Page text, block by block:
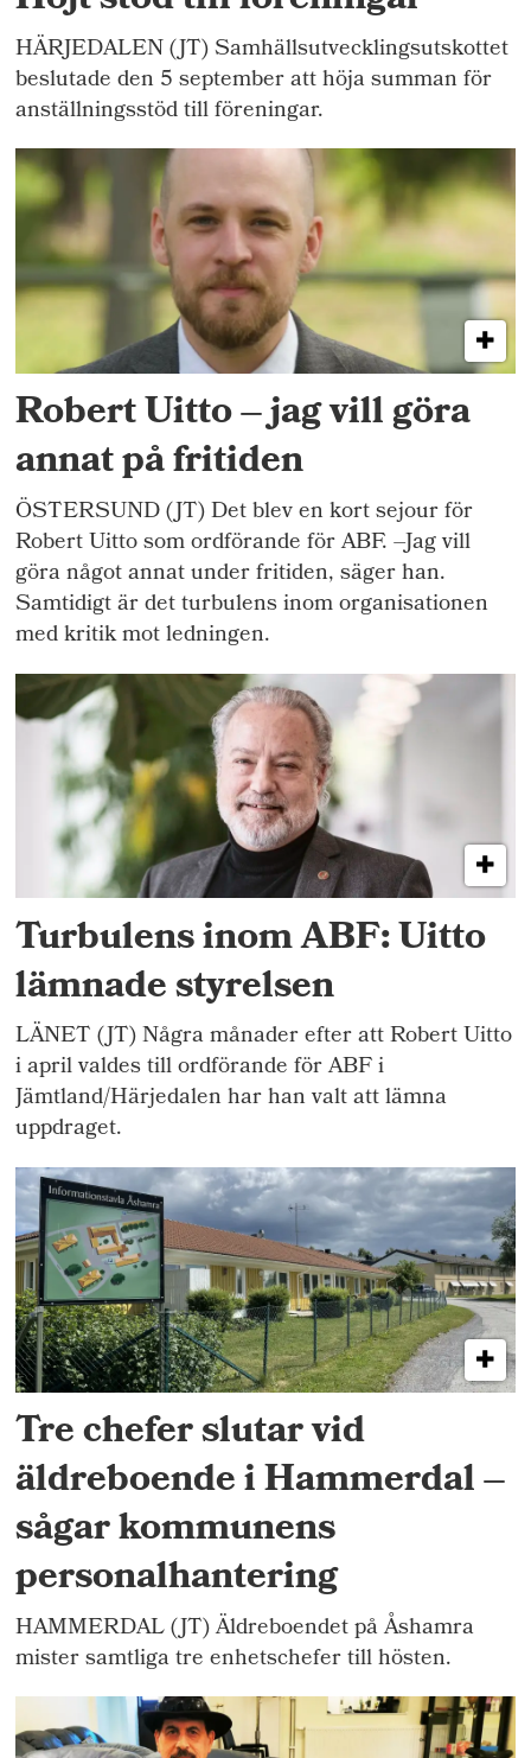
HÄRJEDALEN (JT) Samhällsutvecklingsutskottet
beslutade den 5 september att höja summan för
anställningsstöd till föreningar.
Robert Uitto – jag vill göra
annat på fritiden
ÖSTERSUND (JT) Det blev en kort sejour för
Robert Uitto som ordförande för ABF. –Jag vill
göra något annat under fritiden, säger han.
Samtidigt är det turbulens inom organisationen
med kritik mot ledningen.
Turbulens inom ABF: Uitto
lämnade styrelsen
LÄNET (JT) Några månader efter att Robert Uitto
i april valdes till ordförande för ABF i
Jämtland/Härjedalen har han valt att lämna
uppdraget.
Tre chefer slutar vid
äldreboende i Hammerdal –
sågar kommunens
personalhantering
HAMMERDAL (JT) Äldreboendet på Åshamra
mister samtliga tre enhetschefer till hösten.